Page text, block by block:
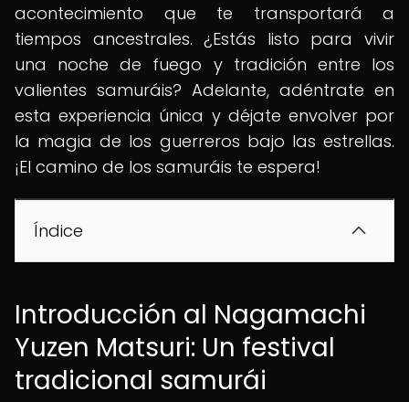
acontecimiento que te transportará a
tiempos ancestrales. ¿Estás listo para vivir
una noche de fuego y tradición entre los
valientes samuráis? Adelante, adéntrate en
esta experiencia única y déjate envolver por
la magia de los guerreros bajo las estrellas.
¡El camino de los samuráis te espera!
Índice
Introducción al Nagamachi
Yuzen Matsuri: Un festival
tradicional samurái